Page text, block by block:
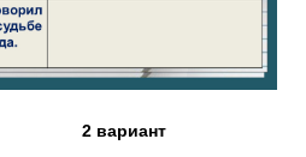
2 вариант